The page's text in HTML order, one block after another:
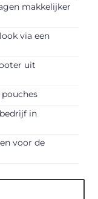
makkelijker
via een
uit
in
voor de